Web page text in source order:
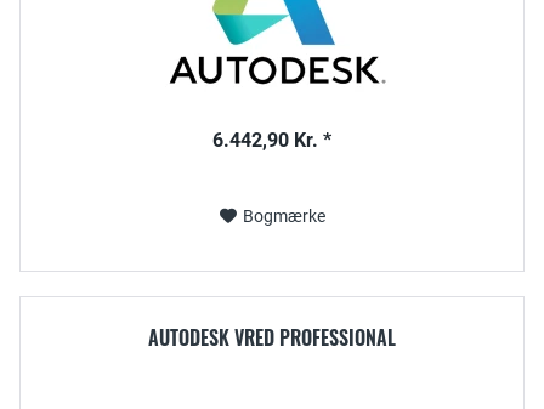
6.442,90 Kr. *
Bogmærke
AUTODESK VRED PROFESSIONAL